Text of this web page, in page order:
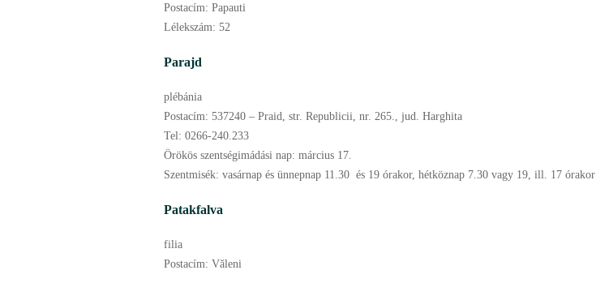
Postacím: Papauti
Lélekszám: 52
Parajd
plébánia
Postacím: 537240 – Praid, str. Republicii, nr. 265., jud. Harghita
Tel: 0266-240.233
Örökös szentségimádási nap: március 17.
Szentmisék: vasárnap és ünnepnap 11.30 és 19 órakor, hétköznap 7.30 vagy 19, ill. 17 órakor
Patakfalva
filia
Postacím: Văleni